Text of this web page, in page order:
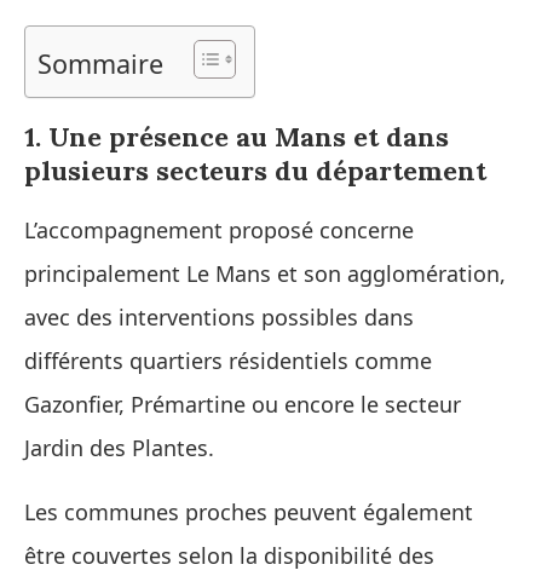
Sommaire
1. Une présence au Mans et dans
plusieurs secteurs du département
L’accompagnement proposé concerne
principalement Le Mans et son agglomération,
avec des interventions possibles dans
différents quartiers résidentiels comme
Gazonfier, Prémartine ou encore le secteur
Jardin des Plantes.
Les communes proches peuvent également
être couvertes selon la disponibilité des